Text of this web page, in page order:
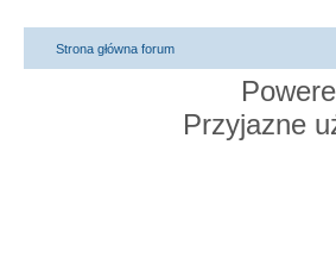
Strona główna forum
Przyjazne